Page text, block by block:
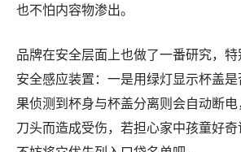
也不怕内容物渗出。
品牌在安全层面上也做了一番研究，
安全感应装置：一是用绿灯显示杯盖
果侦测到杯身与杯盖分离则会自动断
刀头而造成受伤，若担心家中孩童好奇